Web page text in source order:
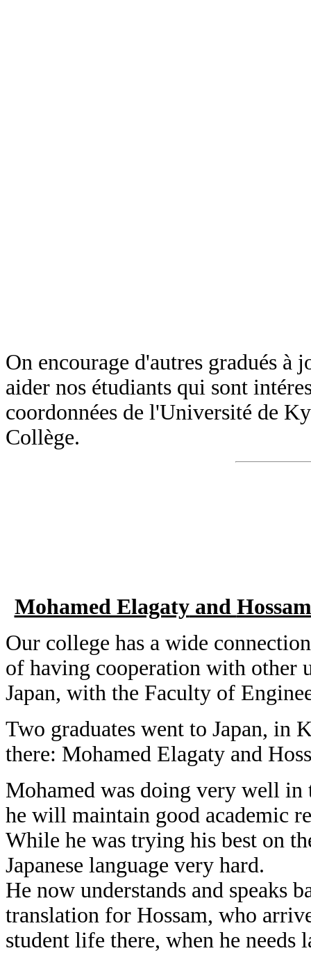
On encourage d'autres gradués à
aider nos étudiants qui sont
coordonnées de l'Université de
Collège.
Mohamed Elagatyand
Our college has a wide
of having cooperation with other
Japan, with the Faculty of
Two graduates went to Japan, in
there: Mohamed Elagaty and
Mohamed was doing very well in
he will maintain good academic
While he was trying his best on
Japanese language very hard.
He now understands and speaks
translation for Hossam, who
student life there, when he needs